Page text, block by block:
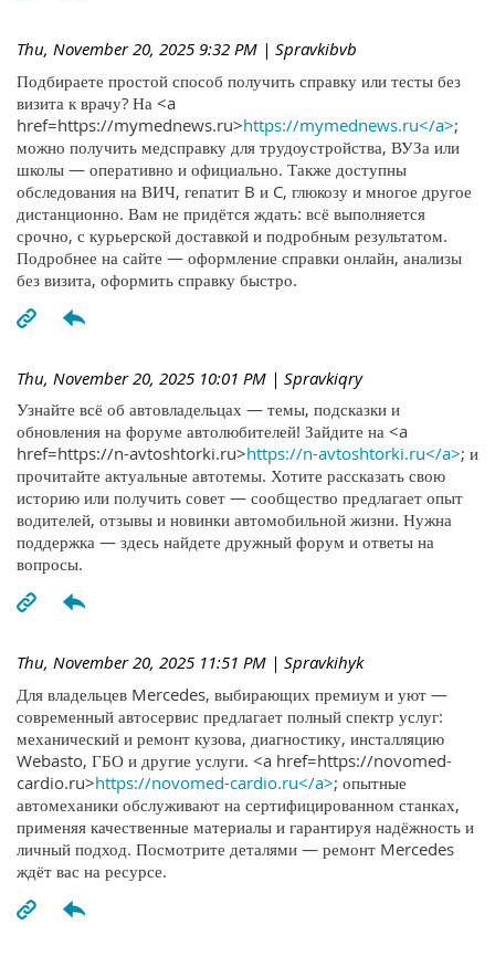
Thu, November 20, 2025 9:32 PM | Spravkibvb
Подбираете простой способ получить справку или тесты без
визита к врачу? На <a
href=https://mymednews.ru>https://mymednews.ru</a>;
можно получить медсправку для трудоустройства, ВУЗа или
школы — оперативно и официально. Также доступны
обследования на ВИЧ, гепатит B и C, глюкозу и многое другое
дистанционно. Вам не придётся ждать: всё выполняется
срочно, с курьерской доставкой и подробным результатом.
Подробнее на сайте — оформление справки онлайн, анализы
без визита, оформить справку быстро.
Thu, November 20, 2025 10:01 PM | Spravkiqry
Узнайте всё об автовладельцах — темы, подсказки и
обновления на форуме автолюбителей! Зайдите на <a
href=https://n-avtoshtorki.ru>https://n-avtoshtorki.ru</a>; и
прочитайте актуальные автотемы. Хотите рассказать свою
историю или получить совет — сообщество предлагает опыт
водителей, отзывы и новинки автомобильной жизни. Нужна
поддержка — здесь найдете дружный форум и ответы на
вопросы.
Thu, November 20, 2025 11:51 PM | Spravkihyk
Для владельцев Mercedes, выбирающих премиум и уют —
современный автосервис предлагает полный спектр услуг:
механический и ремонт кузова, диагностику, инсталляцию
Webasto, ГБО и другие услуги. <a href=https://novomed-
cardio.ru>https://novomed-cardio.ru</a>; опытные
автомеханики обслуживают на сертифицированном станках,
применяя качественные материалы и гарантируя надёжность и
личный подход. Посмотрите деталями — ремонт Mercedes
ждёт вас на ресурсе.